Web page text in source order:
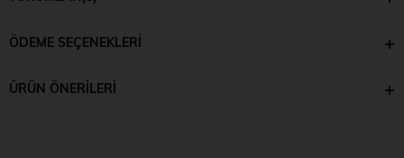
ÖDEME SEÇENEKLERI
ÜRÜN ÖNERILERI